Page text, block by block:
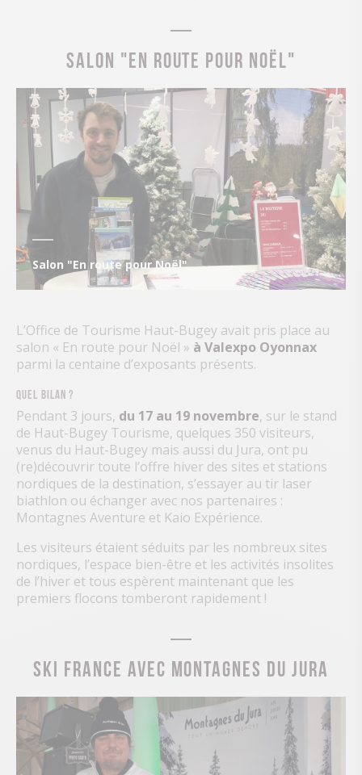
SALON "EN ROUTE POUR NOËL"
Salon "En route pour Noël"
L’Office de Tourisme Haut-Bugey avait pris place au
salon « En route pour Noël » à Valexpo Oyonnax
parmi la centaine d’exposants présents.
Quel bilan ?
Pendant 3 jours, du 17 au 19 novembre, sur le stand
de Haut-Bugey Tourisme, quelques 350 visiteurs,
venus du Haut-Bugey mais aussi du Jura, ont pu
(re)découvrir toute l’offre hiver des sites et stations
nordiques de la destination, s’essayer au tir laser
biathlon ou échanger avec nos partenaires :
Montagnes Aventure et Kaio Expérience.
Les visiteurs étaient séduits par les nombreux sites
nordiques, l’espace bien-être et les activités insolites
de l’hiver et tous espèrent maintenant que les
premiers flocons tomberont rapidement !
SKI FRANCE AVEC MONTAGNES DU JURA